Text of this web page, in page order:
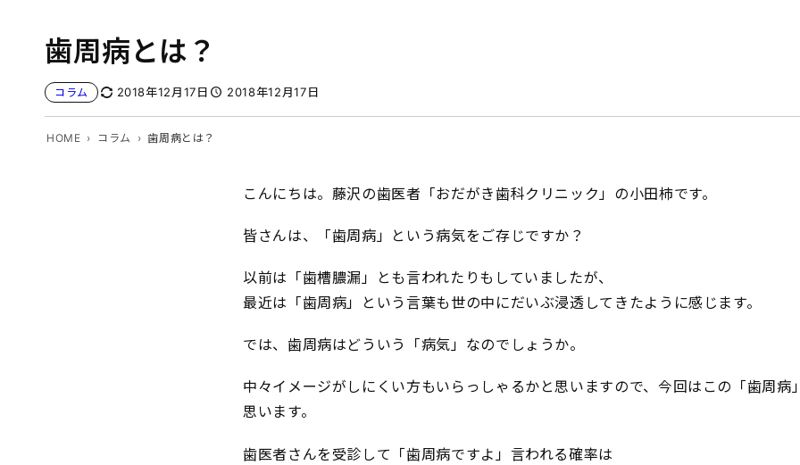
歯周病とは？
コラム 2018年12月17日 2018年12月17日
HOME コラム 歯周病とは？
こんにちは。藤沢の歯医者「おだがき歯科クリニック」の小田柿です。
皆さんは、「歯周病」という病気をご存じですか？
以前は「歯槽膿漏」とも言われたりもしていましたが、
最近は「歯周病」という言葉も世の中にだいぶ浸透してきたように感じます。
では、歯周病はどういう「病気」なのでしょうか。
中々イメージがしにくい方もいらっしゃるかと思いますので、今回はこの「歯周病
思います。
歯医者さんを受診して「歯周病ですよ」言われる確率は